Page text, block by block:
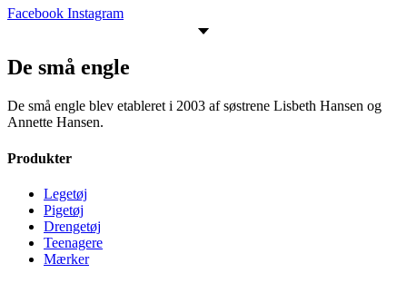
Facebook Instagram
De små engle
De små engle blev etableret i 2003 af søstrene Lisbeth Hansen og
Annette Hansen.
Produkter
Legetøj
Pigetøj
Drengetøj
Teenagere
Mærker